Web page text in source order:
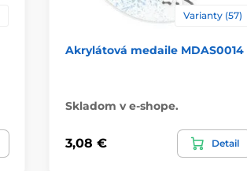
Varianty (57)
Akrylátová medaile MDAS0014
Skladom v e-shope.
3,08 € Detail